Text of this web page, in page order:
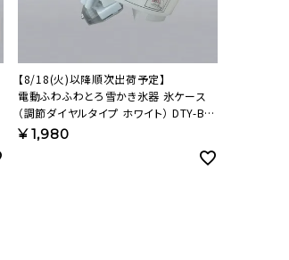
【8/18(火)以降順次出荷予定】
電動ふわふわとろ雪かき氷器 氷ケース
（調節ダイヤルタイプ ホワイト） DTY-BR-
IC 【HP】
¥1,980